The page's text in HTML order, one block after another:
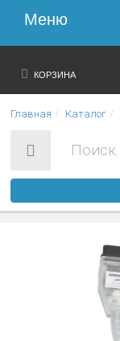
Меню
Главная
О нас
Каталог
Услуги
Оплата
КОРЗИНА
Главная Каталог